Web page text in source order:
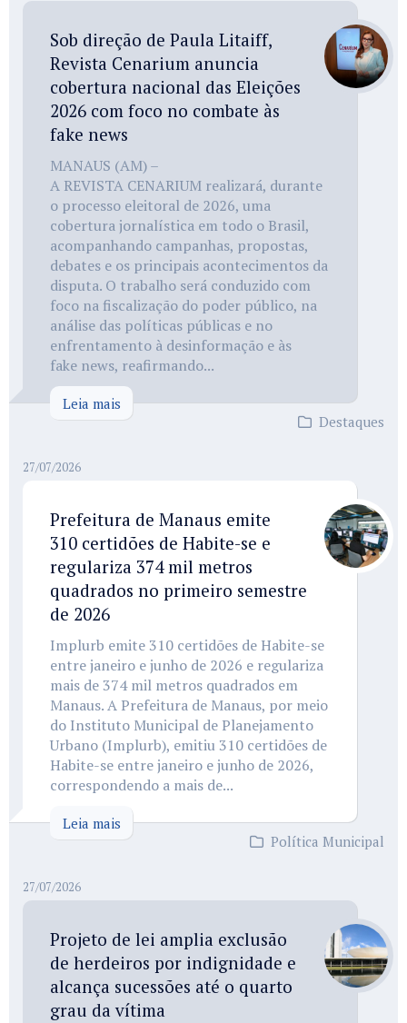
Sob direção de Paula Litaiff,
Revista Cenarium anuncia
cobertura nacional das Eleições
2026 com foco no combate às
fake news
MANAUS (AM) –
A REVISTA CENARIUM realizará, durante
o processo eleitoral de 2026, uma
cobertura jornalística em todo o Brasil,
acompanhando campanhas, propostas,
debates e os principais acontecimentos da
disputa. O trabalho será conduzido com
foco na fiscalização do poder público, na
análise das políticas públicas e no
enfrentamento à desinformação e às
fake news, reafirmando...
Leia mais
Destaques
27/07/2026
Prefeitura de Manaus emite
310 certidões de Habite-se e
regulariza 374 mil metros
quadrados no primeiro semestre
de 2026
Implurb emite 310 certidões de Habite-se
entre janeiro e junho de 2026 e regulariza
mais de 374 mil metros quadrados em
Manaus. A Prefeitura de Manaus, por meio
do Instituto Municipal de Planejamento
Urbano (Implurb), emitiu 310 certidões de
Habite-se entre janeiro e junho de 2026,
correspondendo a mais de...
Leia mais
Política Municipal
27/07/2026
Projeto de lei amplia exclusão
de herdeiros por indignidade e
alcança sucessões até o quarto
grau da vítima